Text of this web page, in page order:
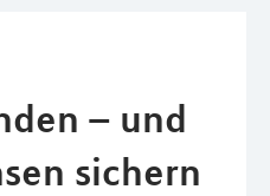
– und
sichern